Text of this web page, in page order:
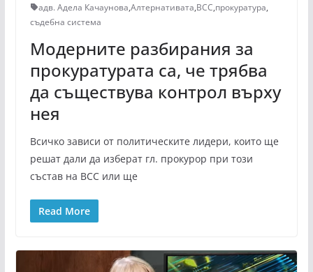
адв. Адела Качаунова,Алтернативата,ВСС,прокуратура,
съдебна система
Модерните разбирания за
прокуратурата са, че трябва
да съществува контрол върху
нея
Всичко зависи от политическите лидери, които ще
решат дали да изберат гл. прокурор при този
състав на ВСС или ще
Read More